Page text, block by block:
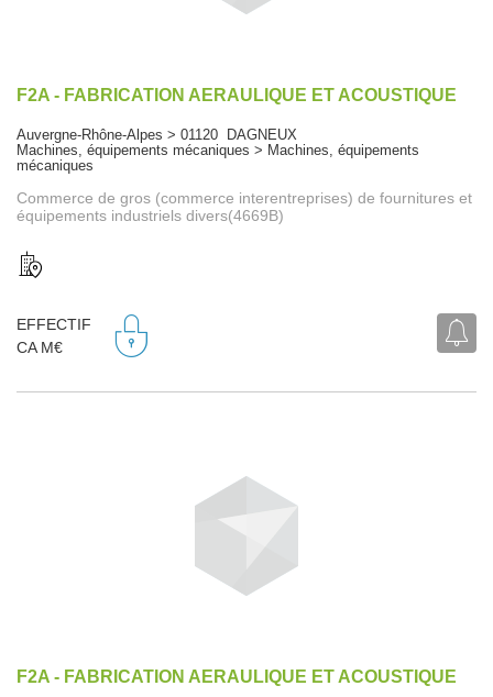
F2A - FABRICATION AERAULIQUE ET ACOUSTIQUE
Auvergne-Rhône-Alpes > 01120 DAGNEUX
Machines, équipements mécaniques > Machines, équipements
mécaniques
Commerce de gros (commerce interentreprises) de fournitures et
équipements industriels divers(4669B)
EFFECTIF
CA M€
F2A - FABRICATION AERAULIQUE ET ACOUSTIQUE